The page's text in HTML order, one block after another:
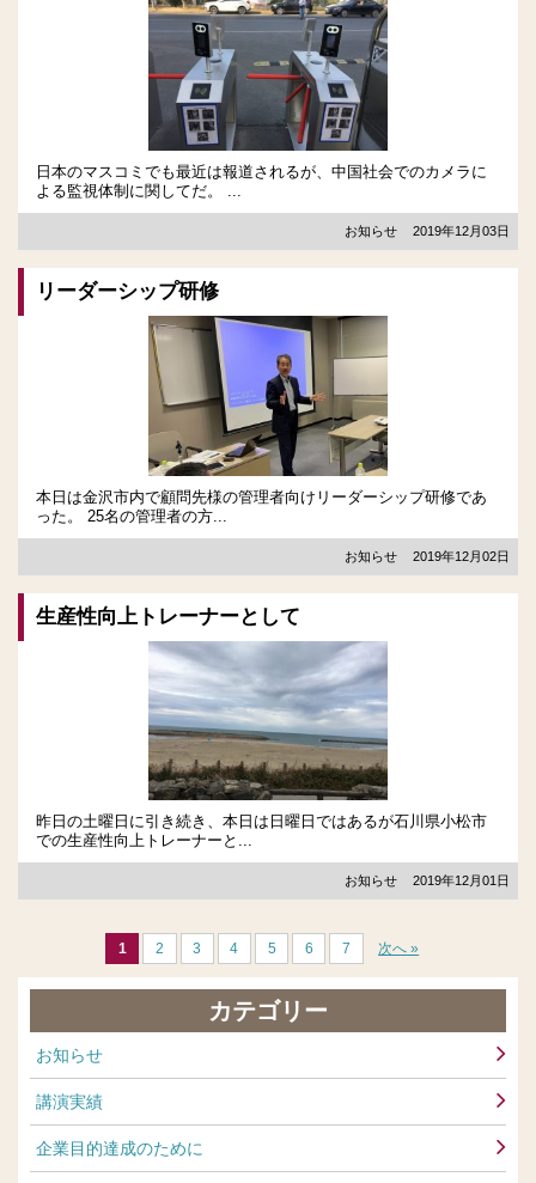
日本のマスコミでも最近は報道されるが、中国社会でのカメラに
よる監視体制に関してだ。 ...
お知らせ 2019年12月03日
リーダーシップ研修
本日は金沢市内で顧問先様の管理者向けリーダーシップ研修であ
った。 25名の管理者の方...
お知らせ 2019年12月02日
生産性向上トレーナーとして
昨日の土曜日に引き続き、本日は日曜日ではあるが石川県小松市
での生産性向上トレーナーと...
お知らせ 2019年12月01日
1 2 3 4 5 6 7 次へ »
カテゴリー
お知らせ
講演実績
企業目的達成のために